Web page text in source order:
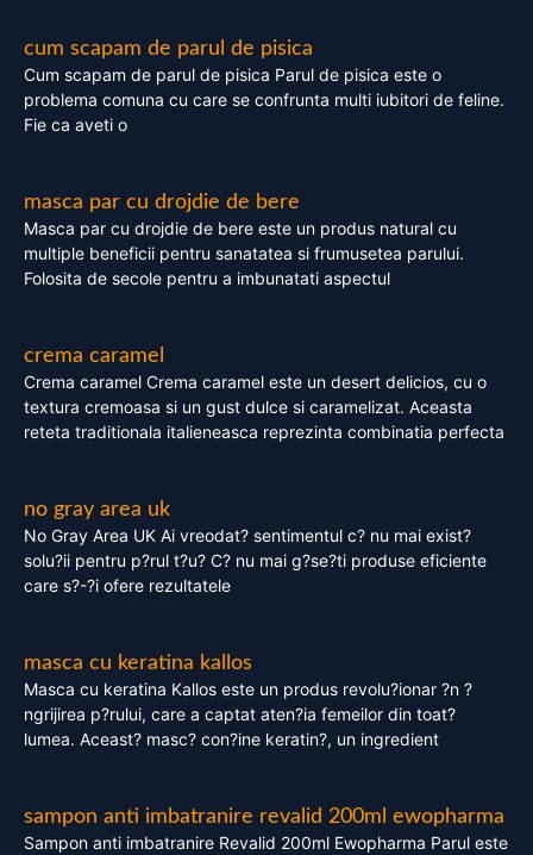
cum scapam de parul de pisica
Cum scapam de parul de pisica Parul de pisica este o
problema comuna cu care se confrunta multi iubitori de feline.
Fie ca aveti o
masca par cu drojdie de bere
Masca par cu drojdie de bere este un produs natural cu
multiple beneficii pentru sanatatea si frumusetea parului.
Folosita de secole pentru a imbunatati aspectul
crema caramel
Crema caramel Crema caramel este un desert delicios, cu o
textura cremoasa si un gust dulce si caramelizat. Aceasta
reteta traditionala italieneasca reprezinta combinatia perfecta
no gray area uk
No Gray Area UK Ai vreodat? sentimentul c? nu mai exist?
solu?ii pentru p?rul t?u? C? nu mai g?se?ti produse eficiente
care s?-?i ofere rezultatele
masca cu keratina kallos
Masca cu keratina Kallos este un produs revolu?ionar ?n ?
ngrijirea p?rului, care a captat aten?ia femeilor din toat?
lumea. Aceast? masc? con?ine keratin?, un ingredient
sampon anti imbatranire revalid 200ml ewopharma
Sampon anti imbatranire Revalid 200ml Ewopharma Parul este